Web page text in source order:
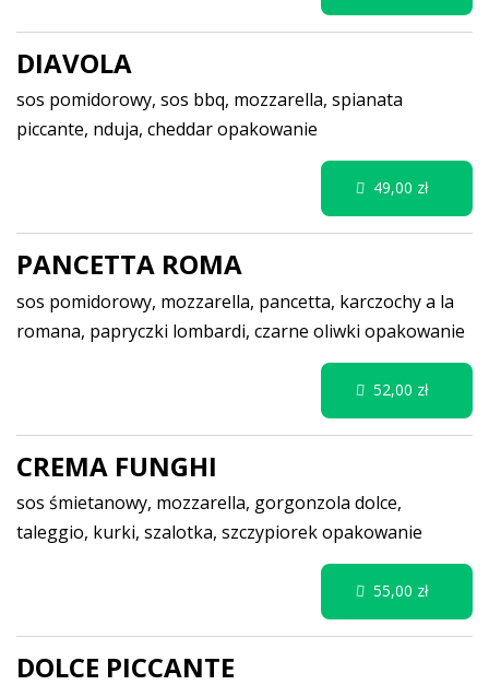
DIAVOLA
sos pomidorowy, sos bbq, mozzarella, spianata
piccante, nduja, cheddaropakowanie
PANCETTA ROMA
sos pomidorowy, mozzarella, pancetta, karczochy a la
romana, papryczki lombardi, czarne oliwki opakowanie
CREMA FUNGHI
sos śmietanowy, mozzarella, gorgonzola dolce,
taleggio, kurki, szalotka, szczypiorekopakowanie
DOLCE PICCANTE